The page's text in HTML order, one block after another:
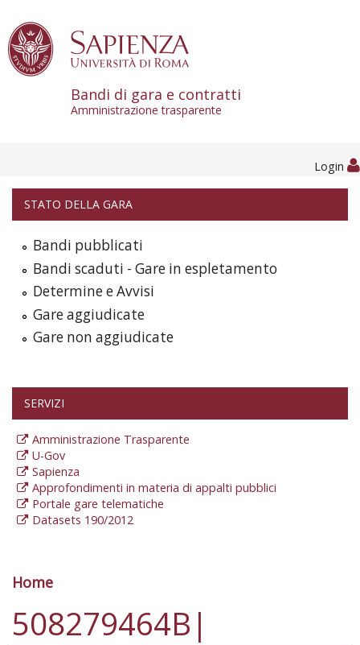
Bandi di gara e contratti
Amministrazione trasparente
Login
STATO DELLA GARA
Bandi pubblicati
Bandi scaduti - Gare in espletamento
Determine e Avvisi
Gare aggiudicate
Gare non aggiudicate
SERVIZI
Amministrazione Trasparente
U-Gov
Sapienza
Approfondimenti in materia di appalti pubblici
Portale gare telematiche
Datasets 190/2012
Tu sei qui
Home
508279464B|